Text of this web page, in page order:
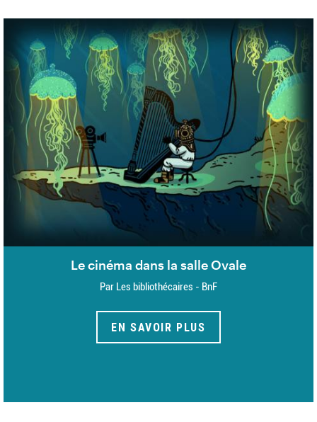
Le cinéma dans la salle Ovale
Par Les bibliothécaires - BnF
EN SAVOIR PLUS